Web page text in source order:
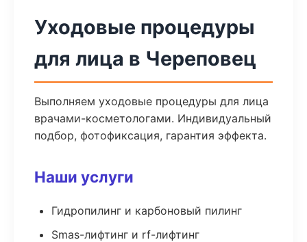
Уходовые процедуры
для лица в Череповец
Выполняем уходовые процедуры для лица
врачами-косметологами. Индивидуальный
подбор, фотофиксация, гарантия эффекта.
Наши услуги
Гидропилинг и карбоновый пилинг
Smas-лифтинг и rf-лифтинг